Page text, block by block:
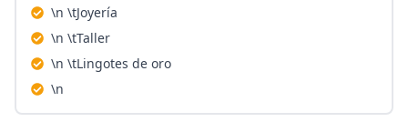
\n \tJoyería
\n \tTaller
\n \tLingotes de oro
\n